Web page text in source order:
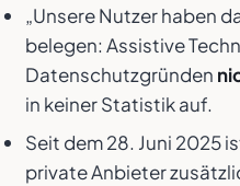
„Unsere Nutzer haben
belegen: Assistive
Datenschutzgründen
in keiner Statistik auf.
Seit dem 28. Juni 2025
private Anbieter